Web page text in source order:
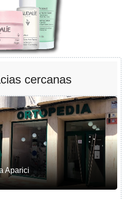
cercanas
Aparici